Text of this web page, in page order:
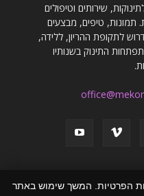
שירותים וטיפולים
תמונות, טיפים, מבצעים
לתקופת ההריון, ללידה,
התינוק בשנותיו
הפרטיות. המשך שימוש באתר